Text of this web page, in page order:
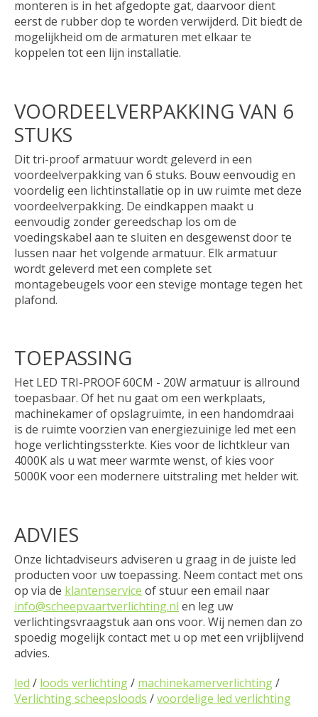
monteren is in het afgedopte gat, daarvoor dient
eerst de rubber dop te worden verwijderd. Dit biedt de
mogelijkheid om de armaturen met elkaar te
koppelen tot een lijn installatie.
VOORDEELVERPAKKING VAN 6
STUKS
Dit tri-proof armatuur wordt geleverd in een
voordeelverpakking van 6 stuks. Bouw eenvoudig en
voordelig een lichtinstallatie op in uw ruimte met deze
voordeelverpakking. De eindkappen maakt u
eenvoudig zonder gereedschap los om de
voedingskabel aan te sluiten en desgewenst door te
lussen naar het volgende armatuur. Elk armatuur
wordt geleverd met een complete set
montagebeugels voor een stevige montage tegen het
plafond.
TOEPASSING
Het LED TRI-PROOF 60CM - 20W armatuur is allround
toepasbaar. Of het nu gaat om een werkplaats,
machinekamer of opslagruimte, in een handomdraai
is de ruimte voorzien van energiezuinige led met een
hoge verlichtingssterkte. Kies voor de lichtkleur van
4000K als u wat meer warmte wenst, of kies voor
5000K voor een modernere uitstraling met helder wit.
ADVIES
Onze lichtadviseurs adviseren u graag in de juiste led
producten voor uw toepassing. Neem contact met ons
op via de klantenservice of stuur een email naar
info@scheepvaartverlichting.nl en leg uw
verlichtingsvraagstuk aan ons voor. Wij nemen dan zo
spoedig mogelijk contact met u op met een vrijblijvend
advies.
led / loods verlichting/ machinekamerverlichting/
Verlichting scheepsloods /voordelige led verlichting